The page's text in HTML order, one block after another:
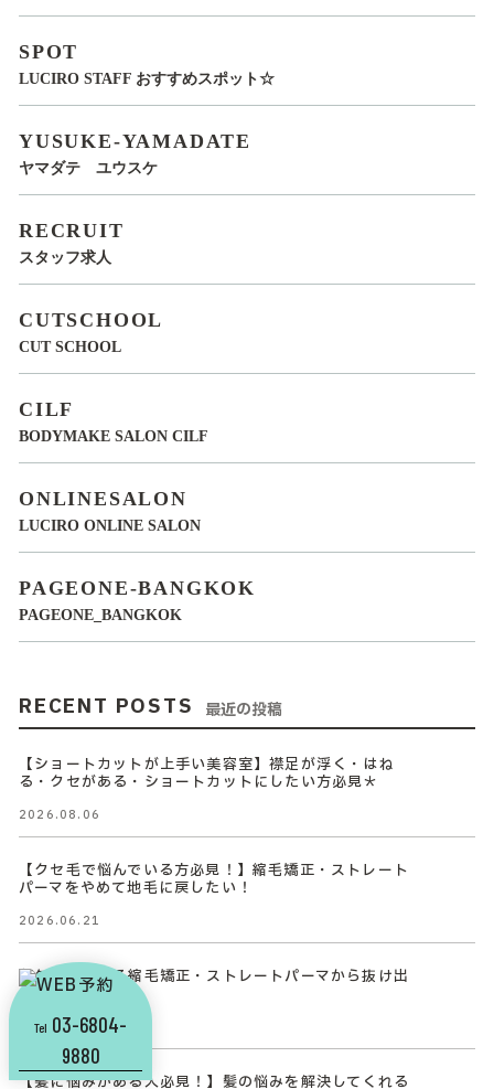
SPOT
LUCIRO STAFF おすすめスポット☆
YUSUKE-YAMADATE
ヤマダテ ユウスケ
RECRUIT
スタッフ求人
CUTSCHOOL
CUT SCHOOL
CILF
BODYMAKE SALON CILF
ONLINESALON
LUCIRO ONLINE SALON
PAGEONE-BANGKOK
PAGEONE_BANGKOK
RECENT POSTS 最近の投稿
【ショートカットが上手い美容室】襟足が浮く・はね
る・クセがある・ショートカットにしたい方必見＊
2026.08.06
【クセ毛で悩んでいる方必見！】縮毛矯正・ストレート
パーマをやめて地毛に戻したい！
2026.06.21
毎年かけている縮毛矯正・ストレートパーマから抜け出
せる方法
2026.06.21
【髪に悩みがある人必見！】髪の悩みを解決してくれる
Tel 03-6804-
9880